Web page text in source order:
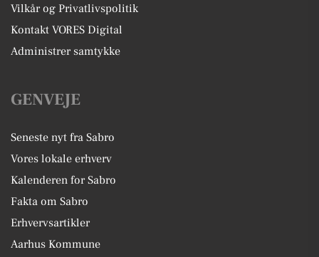
Vilkår og Privatlivspolitik
Kontakt VORES Digital
Administrer samtykke
GENVEJE
Seneste nyt fra Sabro
Vores lokale erhverv
Kalenderen for Sabro
Fakta om Sabro
Erhvervsartikler
Aarhus Kommune